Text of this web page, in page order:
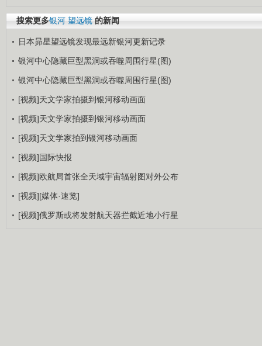
搜索更多银河 望远镜 的新闻
日本昴星望远镜发现最远新银河更新记录
银河中心隐藏巨型黑洞或吞噬周围行星(图)
银河中心隐藏巨型黑洞或吞噬周围行星(图)
[视频]天文学家拍摄到银河移动画面
[视频]天文学家拍摄到银河移动画面
[视频]天文学家拍到银河移动画面
[视频]国际快报
[视频]欧航局首张全天域宇宙辐射图对外公布
[视频][媒体·速览]
[视频]俄罗斯或将发射航天器拦截近地小行星